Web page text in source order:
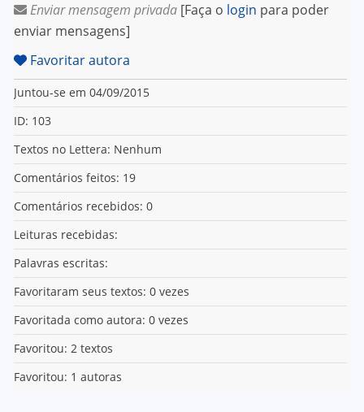
Enviar mensagem privada [Faça o login para poder
enviar mensagens]
Favoritar autora
Juntou-se em 04/09/2015
ID: 103
Textos no Lettera: Nenhum
Comentários feitos: 19
Comentários recebidos: 0
Leituras recebidas:
Palavras escritas:
Favoritaram seus textos: 0 vezes
Favoritada como autora: 0 vezes
Favoritou: 2 textos
Favoritou: 1 autoras